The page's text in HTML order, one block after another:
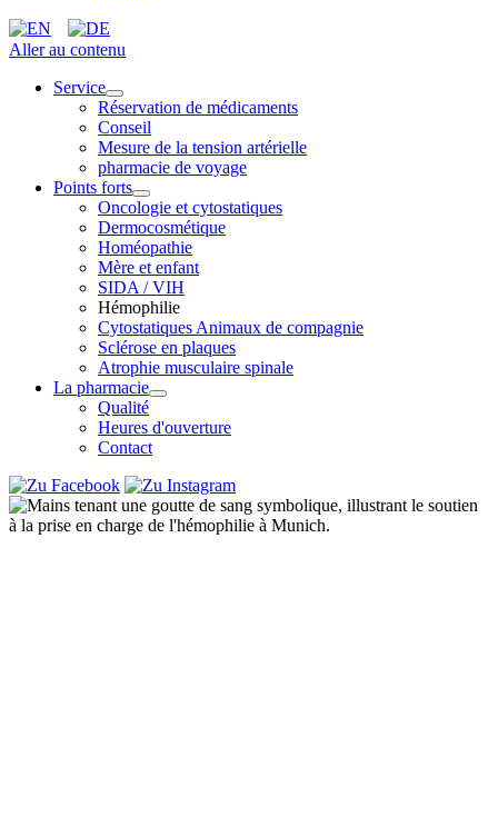
Aller au contenu
Service
Réservation de médicaments
Conseil
Mesure de la tension artérielle
pharmacie de voyage
Points forts
Oncologie et cytostatiques
Dermocosmétique
Homéopathie
Mère et enfant
SIDA / VIH
Hémophilie
Cytostatiques Animaux de compagnie
Sclérose en plaques
Atrophie musculaire spinale
La pharmacie
Qualité
Heures d'ouverture
Contact